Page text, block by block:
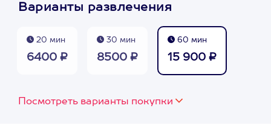
Варианты развлечения
20 мин
6400 ₽
30 мин
8500 ₽
60 мин
15 900 ₽
Посмотреть варианты покупки